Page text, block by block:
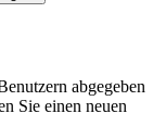
abgegeben
Sie einen neuen